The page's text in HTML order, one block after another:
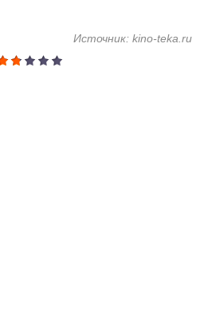
Источник: kino-teka.ru